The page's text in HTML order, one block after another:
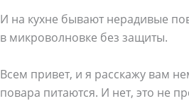
И на кухне бывают нерадивые
в микроволновке без защиты.
Всем привет, и я расскажу вам
повара питаются. И нет, это не